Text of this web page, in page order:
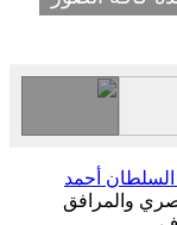
السلطان أحمد
والمرافق